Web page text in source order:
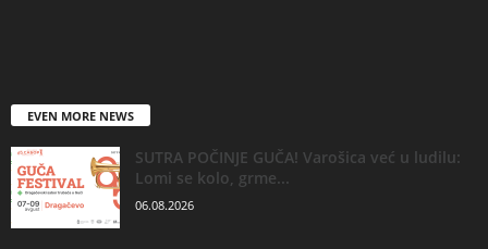
EVEN MORE NEWS
SUTRA POČINJE GUČA! Varošica već u ludilu:
Lomi se kolo, grme...
06.08.2026